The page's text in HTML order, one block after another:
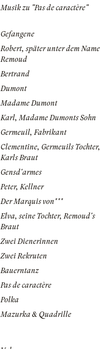
Musik zu "Pas de caractère"
Gefangene
Robert, später unter dem
Remoud
Bertrand
Dumont
Madame Dumont
Karl, Madame Dumonts Sohn
Germeuil, Fabrikant
Clementine, Germeuils Tochter,
Karls Braut
Gensd'armes
Peter, Kellner
Der Marquis von***
Elva, seine Tochter, Remoud's
Braut
Zwei Dienerinnen
Zwei Rekruten
Bauerntanz
Pas de caractère
Polka
Mazurka & Quadrille